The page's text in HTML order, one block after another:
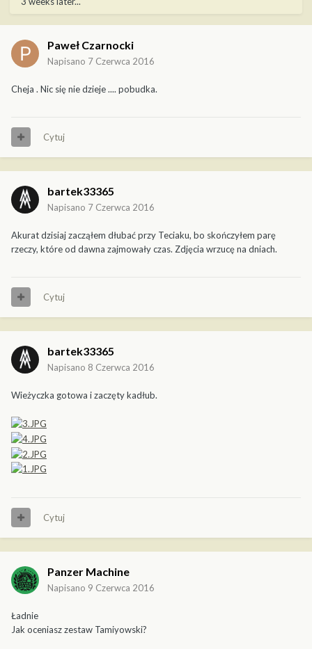
Paweł Czarnocki
Napisano 7 Czerwca 2016
Cheja . Nic się nie dzieje .... pobudka.
Cytuj
bartek33365
Napisano 7 Czerwca 2016
Akurat dzisiaj zacząłem dłubać przy Teciaku, bo skończyłem parę
rzeczy, które od dawna zajmowały czas. Zdjęcia wrzucę na dniach.
Cytuj
bartek33365
Napisano 8 Czerwca 2016
Wieżyczka gotowa i zaczęty kadłub.
Cytuj
Panzer Machine
Napisano 9 Czerwca 2016
Ładnie
Jak oceniasz zestaw Tamiyowski?